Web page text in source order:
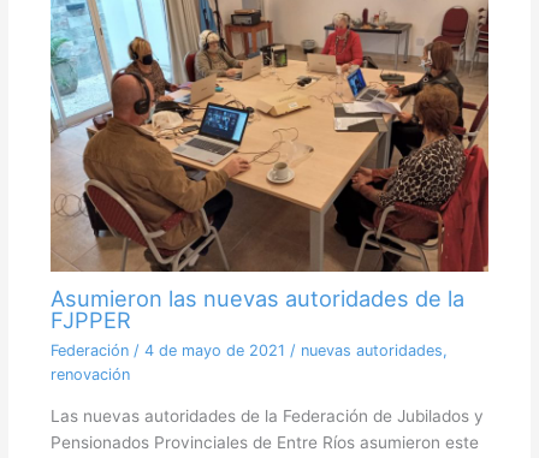
Asumieron las nuevas autoridades de la
FJPPER
Federación/ 4 de mayo de 2021 / nuevas autoridades,
renovación
Las nuevas autoridades de la Federación de Jubilados y
Pensionados Provinciales de Entre Ríos asumieron este